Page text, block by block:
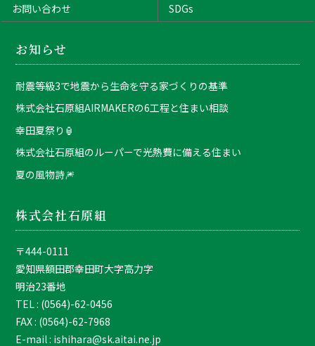
お問い合わせ
SDGs
お知らせ
耐震等級3で地震から生命を守る家づくりの基準
株式会社石原組AIRMAKERの6工程と住まい相談
幸田夏祭り🏮
株式会社石原組のルーパーで光熱費に備える住まい
夏の風物詩🎆
株式会社石原組
〒444-0111
愛知県額田郡幸田町大字高力字
明治23番地
TEL : (0564)-62-0456
FAX : (0564)-62-7968
E-mail : ishihara@sk.aitai.ne.jp